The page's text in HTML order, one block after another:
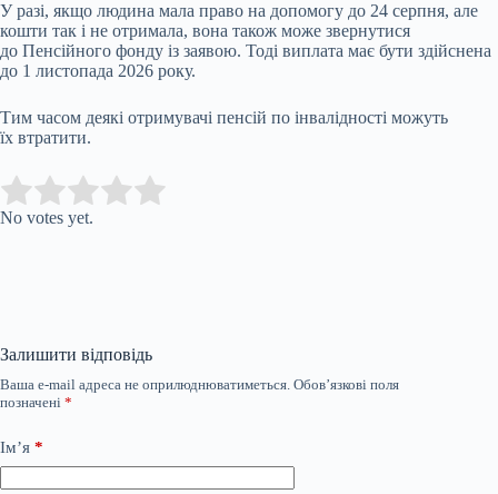
У разі, якщо людина мала право на допомогу до 24 серпня, але
кошти так і не отримала, вона також може звернутися
до Пенсійного фонду із заявою. Тоді виплата має бути здійснена
до 1 листопада 2026 року.
Тим часом деякі отримувачі пенсій по інвалідності можуть
їх втратити.
Rate this item:
No votes yet.
Залишити відповідь
Ваша e-mail адреса не оприлюднюватиметься. Обов’язкові поля
позначені *
Ім’я *